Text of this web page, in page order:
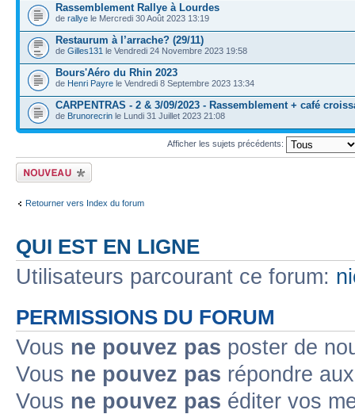
Rassemblement Rallye à Lourdes
de rallye le Mercredi 30 Août 2023 13:19
Restaurum à l’arrache? (29/11)
de Gilles131 le Vendredi 24 Novembre 2023 19:58
Bours'Aéro du Rhin 2023
de Henri Payre le Vendredi 8 Septembre 2023 13:34
CARPENTRAS - 2 & 3/09/2023 - Rassemblement + café
de Brunorecrin le Lundi 31 Juillet 2023 21:08
Afficher les sujets précédents:
Ecrire un nouveau
sujet
Retourner vers Index du forum
QUI EST EN LIGNE
Utilisateurs parcourant ce forum:
PERMISSIONS DU FORUM
Vous ne pouvez pas poster de
Vous ne pouvez pas répondre
Vous ne pouvez pas éditer vos